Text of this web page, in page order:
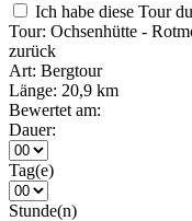
Ich habe diese Tour
Tour: Ochsenhütte -
zurück
Art: Bergtour
Länge: 20,9 km
Bewertet am:
Dauer:
Tag(e)
Stunde(n)